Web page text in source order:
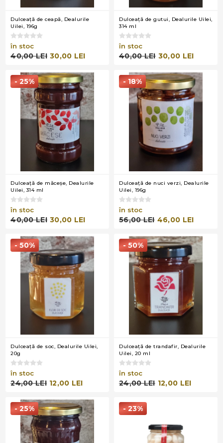
Dulceaţă de ceapă, Dealurile
Uilei, 196g
în stoc
40,00 LEI 30,00 LEI
Dulceaţă de gutui, Dealurile Uilei,
314 ml
în stoc
40,00 LEI 30,00 LEI
- 25%
Dulceaţă de măceşe, Dealurile
Uilei, 314 ml
în stoc
40,00 LEI 30,00 LEI
- 18%
Dulceaţă de nuci verzi, Dealurile
Uilei, 196g
în stoc
56,00 LEI 46,00 LEI
- 50%
Dulceaţă de soc, Dealurile Uilei,
20g
în stoc
24,00 LEI 12,00 LEI
- 50%
Dulceaţă de trandafir, Dealurile
Uilei, 20 ml
în stoc
24,00 LEI 12,00 LEI
- 25% - 23%